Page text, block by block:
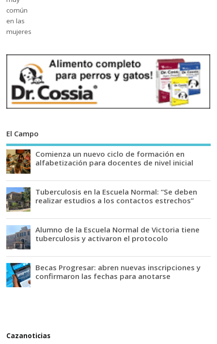
El Campo
Comienza un nuevo ciclo de formación en
alfabetización para docentes de nivel inicial
Tuberculosis en la Escuela Normal: “Se deben
realizar estudios a los contactos estrechos”
Alumno de la Escuela Normal de Victoria tiene
tuberculosis y activaron el protocolo
Becas Progresar: abren nuevas inscripciones y
confirmaron las fechas para anotarse
Cazanoticias